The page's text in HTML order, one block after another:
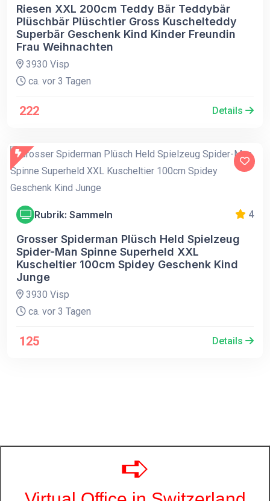
Riesen XXL 200cm Teddy Bär Teddybär
Plüschbär Plüschtier Gross Kuschelteddy
Superbär Geschenk Kind Kinder Freundin
Frau Weihnachten
3930 Visp
ca. vor 3 Tagen
222 Details
Rubrik: Sammeln 4
Grosser Spiderman Plüsch Held Spielzeug
Spider-Man Spinne Superheld XXL
Kuscheltier 100cm Spidey Geschenk Kind
Junge
3930 Visp
ca. vor 3 Tagen
125 Details